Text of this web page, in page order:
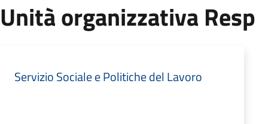
Unità organizzativa
Servizio Sociale e Politiche del Lavoro